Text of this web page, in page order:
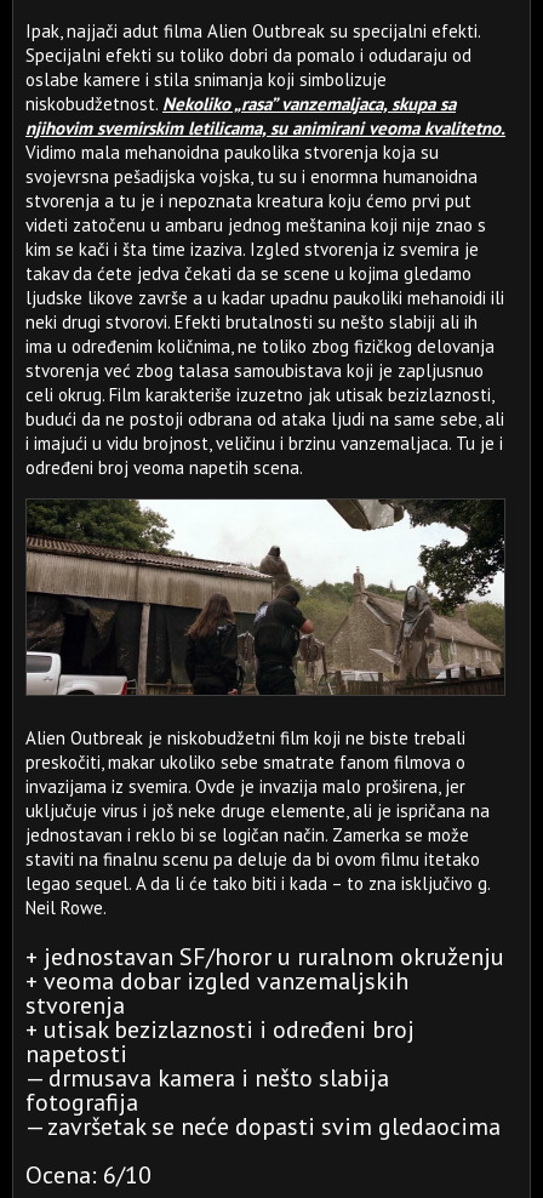
Ipak, najjači adut filma Alien Outbreak su specijalni efekti.
Specijalni efekti su toliko dobri da pomalo i odudaraju od
oslabe kamere i stila snimanja koji simbolizuje
niskobudžetnost. Nekoliko „rasa” vanzemaljaca, skupa sa
njihovim svemirskim letilicama, su animirani veoma kvalitetno.
Vidimo mala mehanoidna paukolika stvorenja koja su
svojevrsna pešadijska vojska, tu su i enormna humanoidna
stvorenja a tu je i nepoznata kreatura koju ćemo prvi put
videti zatočenu u ambaru jednog meštanina koji nije znao s
kim se kači i šta time izaziva. Izgled stvorenja iz svemira je
takav da ćete jedva čekati da se scene u kojima gledamo
ljudske likove završe a u kadar upadnu paukoliki mehanoidi ili
neki drugi stvorovi. Efekti brutalnosti su nešto slabiji ali ih
ima u određenim količnima, ne toliko zbog fizičkog delovanja
stvorenja već zbog talasa samoubistava koji je zapljusnuo
celi okrug. Film karakteriše izuzetno jak utisak bezizlaznosti,
budući da ne postoji odbrana od ataka ljudi na same sebe, ali
i imajući u vidu brojnost, veličinu i brzinu vanzemaljaca. Tu je i
određeni broj veoma napetih scena.
Alien Outbreak je niskobudžetni film koji ne biste trebali
preskočiti, makar ukoliko sebe smatrate fanom filmova o
invazijama iz svemira. Ovde je invazija malo proširena, jer
uključuje virus i još neke druge elemente, ali je ispričana na
jednostavan i reklo bi se logičan način. Zamerka se može
staviti na finalnu scenu pa deluje da bi ovom filmu itetako
legao sequel. A da li će tako biti i kada – to zna isključivo g.
Neil Rowe.
+ jednostavan SF/horor u ruralnom okruženju
+ veoma dobar izgled vanzemaljskih
stvorenja
+ utisak bezizlaznosti i određeni broj
napetosti
— drmusava kamera i nešto slabija
fotografija
— završetak se neće dopasti svim gledaocima
Ocena: 6/10